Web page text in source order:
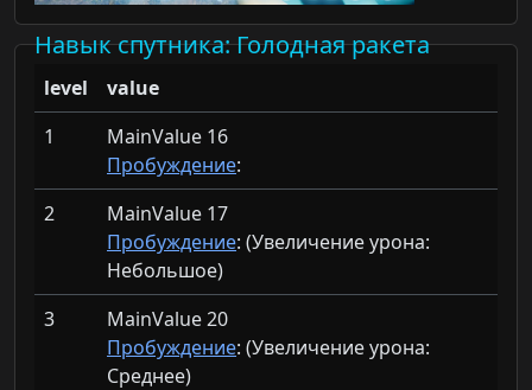
Навык спутника: Голодная ракета
level
value
1
MainValue 16
Пробуждение:
2
MainValue 17
Пробуждение: (Увеличение урона:
Небольшое)
3
MainValue 20
Пробуждение: (Увеличение урона:
Среднее)